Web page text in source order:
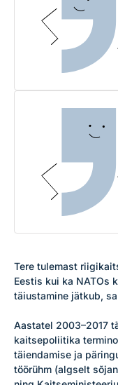
Tere tulemast
Eestis kui ka NATOs
täiustamine jätkub,
Aastatel 2003–2017
kaitsepoliitika
täiendamise ja
töörühm (algselt